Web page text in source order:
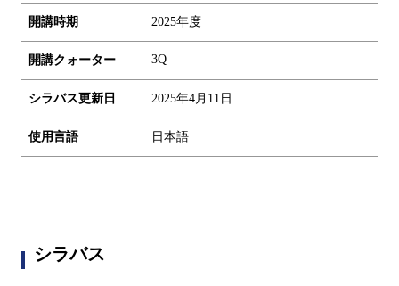
開講時期 2025年度
開講クォーター 3Q
シラバス更新日 2025年4月11日
使用言語 日本語
シラバス